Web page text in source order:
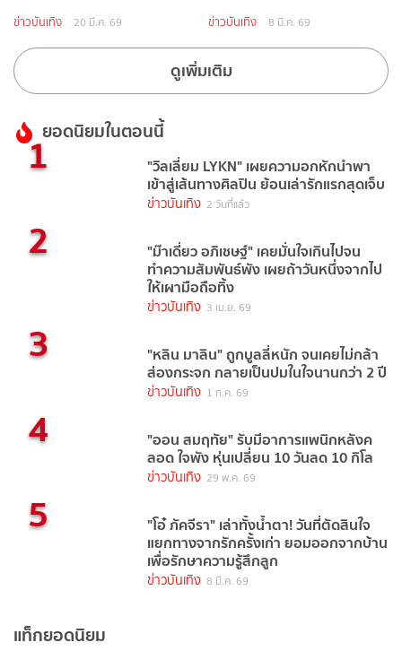
ข่าวบันเทิง 20 มี.ค. 69 ข่าวบันเทิง 8 มี.ค. 69
ดูเพิ่มเติม
ยอดนิยมในตอนนี้
1 "วิลเลี่ยม LYKN" เผยความอกหักนำพา
เข้าสู่เส้นทางศิลปิน ย้อนเล่ารักแรกสุดเจ็บ
ข่าวบันเทิง 2 วันที่แล้ว
2 "ม๊าเดี่ยว อภิเชษฐ์" เคยมั่นใจเกินไปจน
ทำความสัมพันธ์พัง เผยถ้าวันหนึ่งจากไป
ให้เผามือถือทิ้ง
ข่าวบันเทิง 3 เม.ย. 69
3 "หลิน มาลิน" ถูกบูลลี่หนัก จนเคยไม่กล้า
ส่องกระจก กลายเป็นปมในใจนานกว่า 2 ปี
ข่าวบันเทิง 1 ก.ค. 69
4 "ออน สมฤทัย" รับมีอาการแพนิกหลังค
ลอด ใจพัง หุ่นเปลี่ยน 10 วันลด 10 กิโล
ข่าวบันเทิง 29 พ.ค. 69
5 "โอ๋ ภัคจีรา" เล่าทั้งน้ำตา! วันที่ตัดสินใจ
แยกทางจากรักครั้งเก่า ยอมออกจากบ้าน
เพื่อรักษาความรู้สึกลูก
ข่าวบันเทิง 8 มี.ค. 69
แท็กยอดนิยม